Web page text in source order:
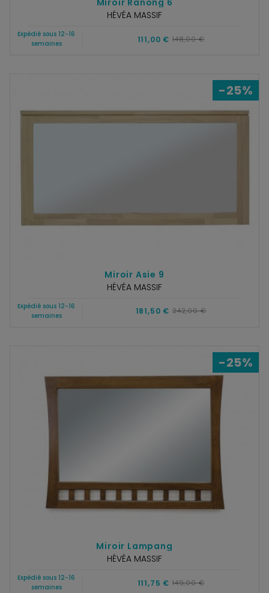
Miroir Ranong 6
HÉVÉA MASSIF
Expédié sous 12-16
semaines
111,00 € 148,00 €
-25%
Miroir Asie 9
HÉVÉA MASSIF
Expédié sous 12-16
semaines
181,50 € 242,00 €
-25%
Miroir Lampang
HÉVÉA MASSIF
Expédié sous 12-16
semaines
111,75 € 149,00 €